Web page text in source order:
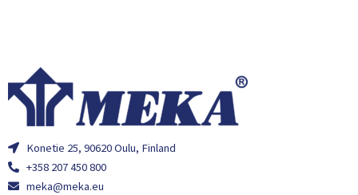
Konetie 25, 90620 Oulu, Finland
+358 207 450 800
meka@meka.eu